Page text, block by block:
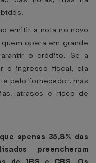
emitir a nota no novo
opera em grande
o crédito. Se a
o ingresso fiscal, ela
pelo fornecedor, mas
atrasos e risco de
apenas 35,8% dos
preencheram